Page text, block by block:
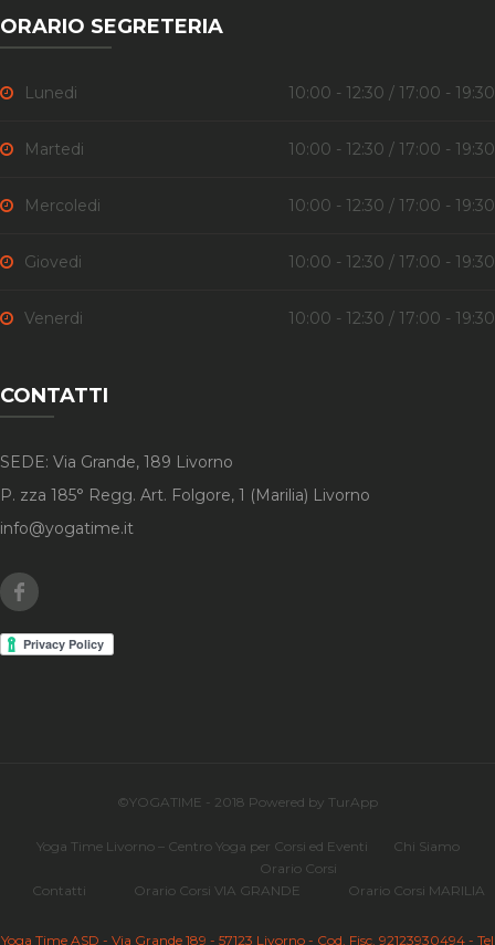
ORARIO SEGRETERIA
Lunedi 10:00 - 12:30 / 17:00 - 19:30
Martedi 10:00 - 12:30 / 17:00 - 19:30
Mercoledi 10:00 - 12:30 / 17:00 - 19:30
Giovedi 10:00 - 12:30 / 17:00 - 19:30
Venerdi 10:00 - 12:30 / 17:00 - 19:30
CONTATTI
SEDE: Via Grande, 189 Livorno
P. zza 185° Regg. Art. Folgore, 1 (Marilia) Livorno
info@yogatime.it
©YOGATIME - 2018 Powered by TurApp
Yoga Time Livorno – Centro Yoga per Corsi ed Eventi Chi Siamo
Contatti
Orario Corsi
Orario Corsi VIA GRANDE
Orario Corsi MARILIA
Yoga Time ASD - Via Grande 189 - 57123 Livorno - Cod. Fisc. 92123930494 - Tel